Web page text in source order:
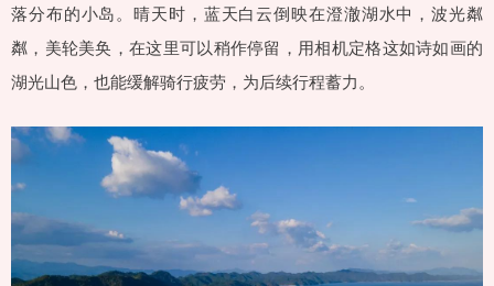
落分布的小岛。晴天时，蓝天白云倒映在澄澈湖水中，波光粼
粼，美轮美奂，在这里可以稍作停留，用相机定格这如诗如画的
湖光山色，也能缓解骑行疲劳，为后续行程蓄力。